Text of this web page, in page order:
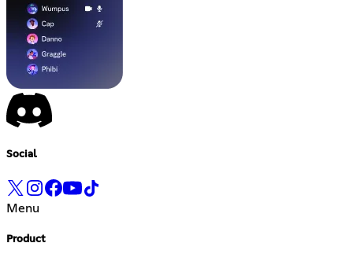
Social
Menu
Product